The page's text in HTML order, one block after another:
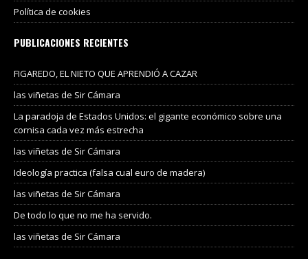
Política de cookies
PUBLICACIONES RECIENTES
FIGAREDO, EL NIETO QUE APRENDIÓ A CAZAR
las viñetas de Sir Cámara
La paradoja de Estados Unidos: el gigante económico sobre una
cornisa cada vez más estrecha
las viñetas de Sir Cámara
Ideología practica (falsa cual euro de madera)
las viñetas de Sir Cámara
De todo lo que no me ha servido.
las viñetas de Sir Cámara